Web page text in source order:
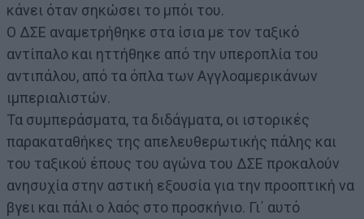
κάνει όταν σηκώσει το μπόι του.
Ο ΔΣΕ αναμετρήθηκε στα ίσια με τον ταξικό
αντίπαλο και ηττήθηκε από την υπεροπλία του
αντιπάλου, από τα όπλα των Αγγλοαμερικάνων
ιμπεριαλιστών.
Τα συμπεράσματα, τα διδάγματα, οι ιστορικές
παρακαταθήκες της απελευθερωτικής πάλης και
του ταξικού έπους του αγώνα του ΔΣΕ προκαλούν
ανησυχία στην αστική εξουσία για την προοπτική να
βγει και πάλι ο λαός στο προσκήνιο. Γι΄ αυτό